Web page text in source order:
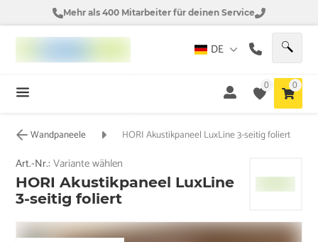
Mehr als 400 Mitarbeiter für deinen Service
DE
0 0
Wandpaneele HORI Akustikpaneel LuxLine 3-seitig foliert
Art.-Nr.:Variante wählen
HORI Akustikpaneel LuxLine
3-seitig foliert